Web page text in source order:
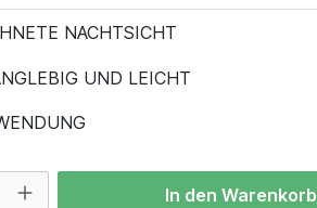
NACHTSICHT
UND LEICHT
In den Warenkorb